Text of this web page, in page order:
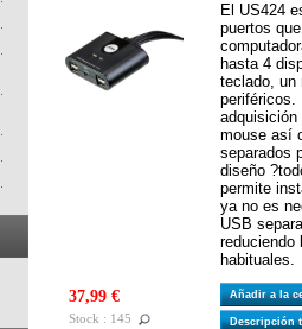
El US424
puertos
hasta 4
teclado, un
periféricos.
mouse así
separados
diseño
permite
ya no es
USB
reduciendo
habituales.
37,99 €
Stock : 145
Añadir a la
Descripción